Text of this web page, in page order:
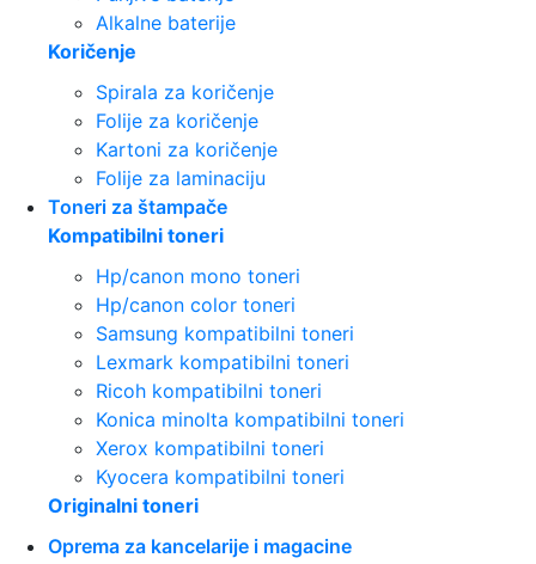
Alkalne baterije
Koričenje
Spirala za koričenje
Folije za koričenje
Kartoni za koričenje
Folije za laminaciju
Toneri za štampače
Kompatibilni toneri
Hp/canon mono toneri
Hp/canon color toneri
Samsung kompatibilni toneri
Lexmark kompatibilni toneri
Ricoh kompatibilni toneri
Konica minolta kompatibilni toneri
Xerox kompatibilni toneri
Kyocera kompatibilni toneri
Originalni toneri
Oprema za kancelarije i magacine